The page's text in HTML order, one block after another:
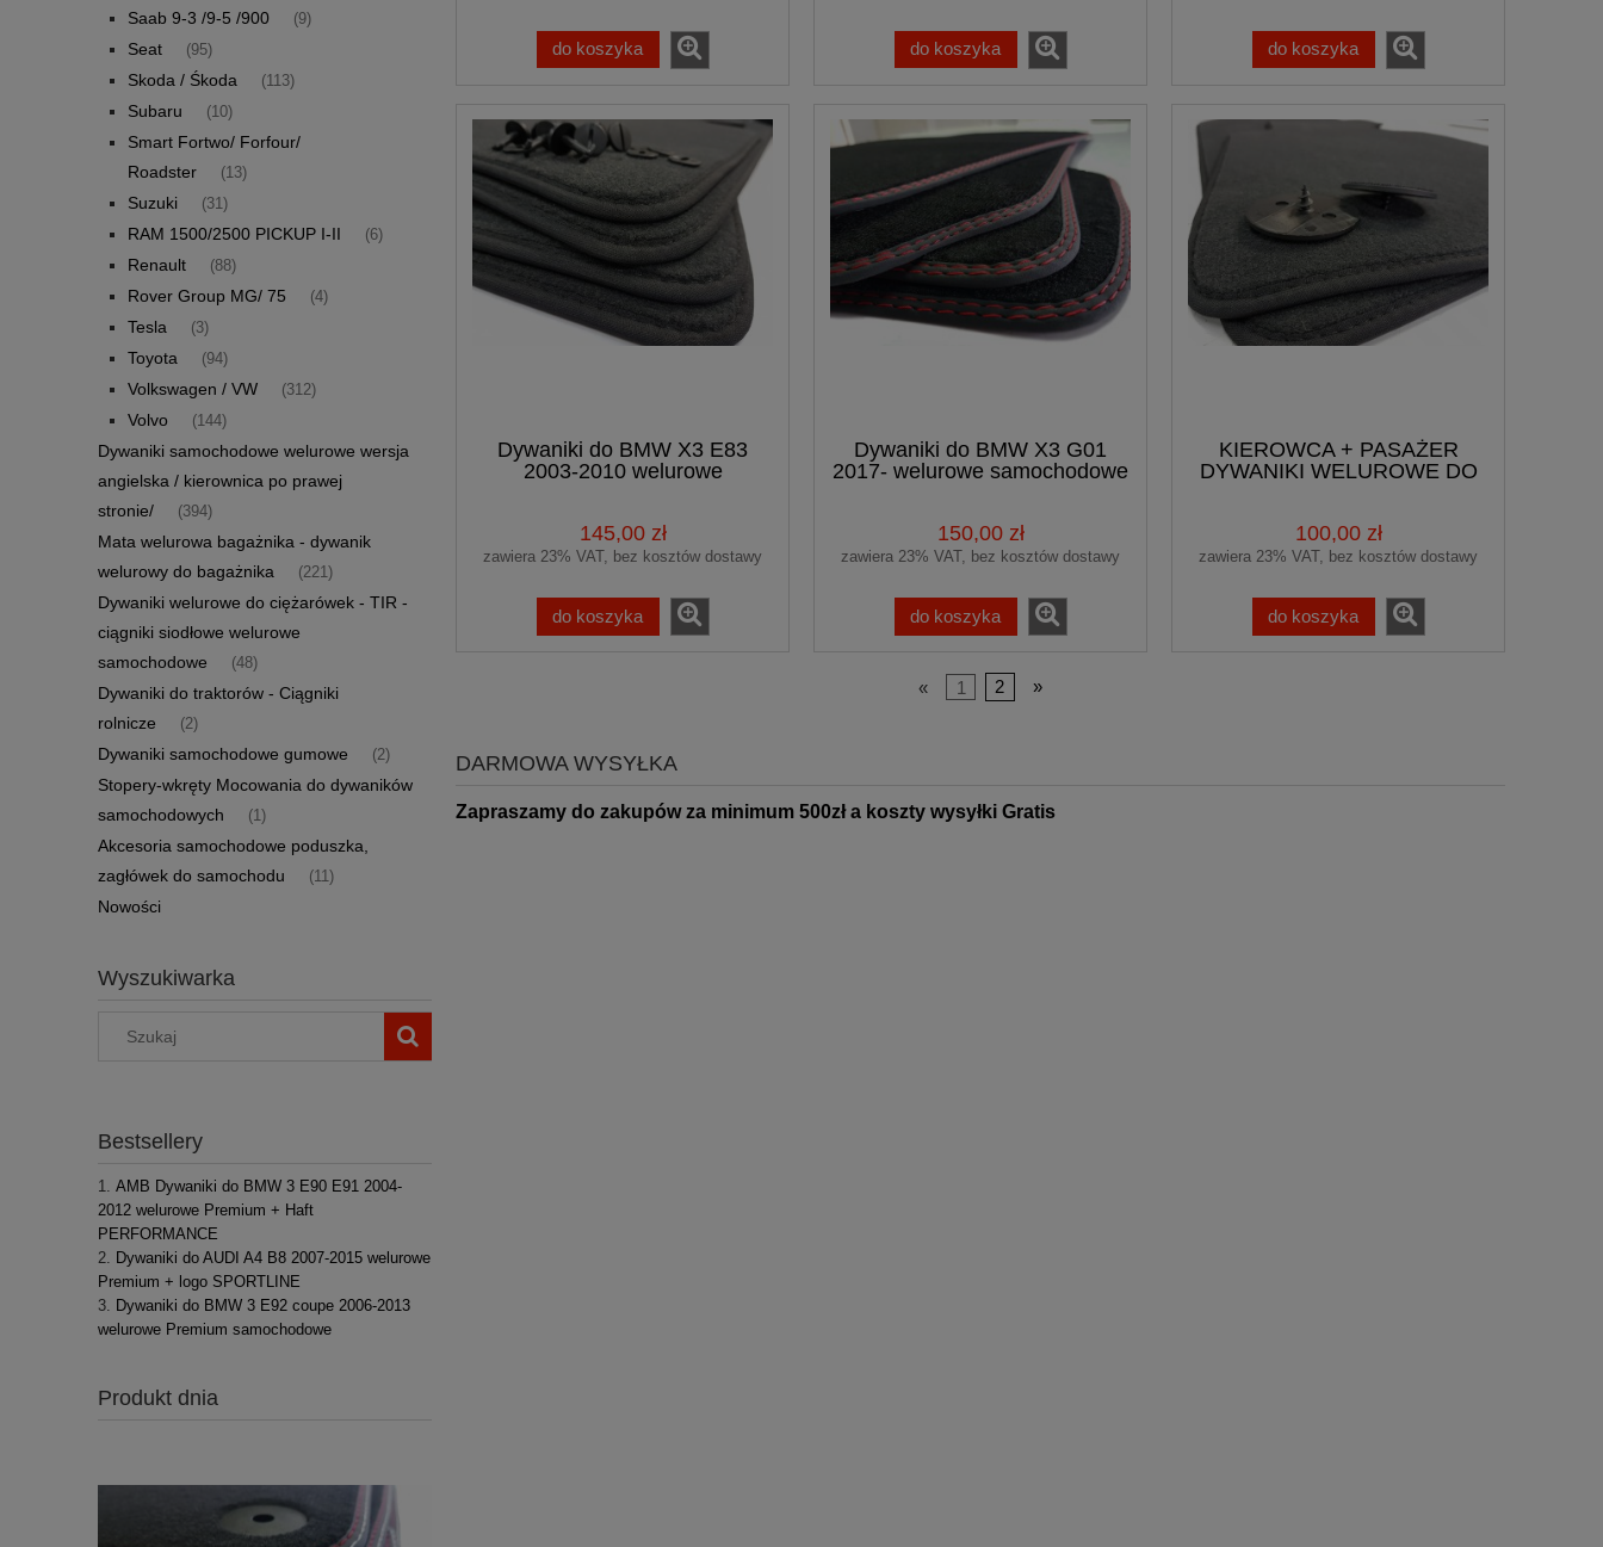
Saab 9-3 /9-5 /900 (9)
Seat (95)
Skoda / Śkoda (113)
Subaru (10)
Smart Fortwo/ Forfour/
Roadster
(13)
Suzuki (31)
RAM 1500/2500 PICKUP I-II (6)
Renault (88)
Rover Group MG/ 75 (4)
Tesla (3)
Toyota (94)
Volkswagen / VW (312)
Volvo (144)
Dywaniki samochodowe welurowe wersja
angielska / kierownica po prawej
stronie/
(394)
Mata welurowa bagażnika - dywanik
welurowy do bagażnika
(221)
Dywaniki welurowe do ciężarówek - TIR -
ciągniki siodłowe welurowe
samochodowe
(48)
Dywaniki do traktorów - Ciągniki
rolnicze
(2)
Dywaniki samochodowe gumowe (2)
Stopery-wkręty Mocowania do dywaników
samochodowych
(1)
Akcesoria samochodowe poduszka,
zagłówek do samochodu
(11)
Nowości
Wyszukiwarka
Bestsellery
AMB Dywaniki do BMW 3 E90 E91 2004-
2012 welurowe Premium + Haft
PERFORMANCE
Dywaniki do AUDI A4 B8 2007-2015 welurowe
Premium + logo SPORTLINE
Dywaniki do BMW 3 E92 coupe 2006-2013
welurowe Premium samochodowe
Produkt dnia
do koszyka do koszyka do koszyka
Dywaniki do BMW X3 E83
2003-2010 welurowe
145,00 zł
zawiera 23% VAT, bez kosztów dostawy
do koszyka
Dywaniki do BMW X3 G01
2017- welurowe samochodowe
150,00 zł
zawiera 23% VAT, bez kosztów dostawy
do koszyka
KIEROWCA + PASAŻER
DYWANIKI WELUROWE DO
100,00 zł
zawiera 23% VAT, bez kosztów dostawy
do koszyka
« 1 2 »
DARMOWA WYSYŁKA
Zapraszamy do zakupów za minimum 500zł a koszty wysyłki Gratis